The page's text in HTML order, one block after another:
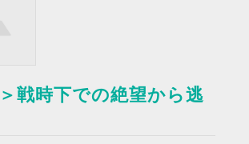
戦時下での絶望から逃